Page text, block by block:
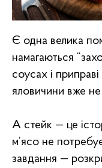
Є одна велика
намагаються
соусах і
яловичини вже
А стейк — це
м’ясо не
завдання —